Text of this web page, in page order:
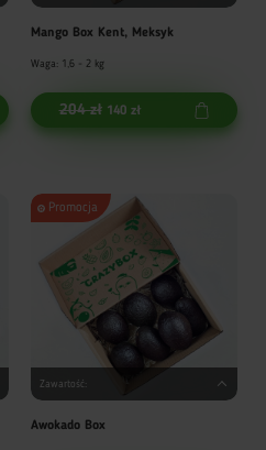
Mango Box Kent, Meksyk
Waga: 1,6 - 2 kg
204 zł 140 zł
Promocja
Zawartość:
Awokado Box